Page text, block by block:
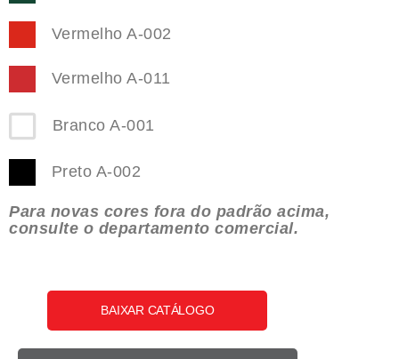
Vermelho A-002
Vermelho A-011
Branco A-001
Preto A-002
Para novas cores fora do padrão acima,
consulte o departamento comercial.
BAIXAR CATÁLOGO